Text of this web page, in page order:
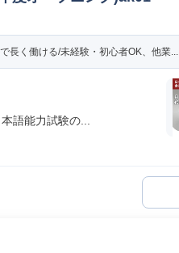
長く働ける/未経験・初心者OK、他業...
語能力試験の...